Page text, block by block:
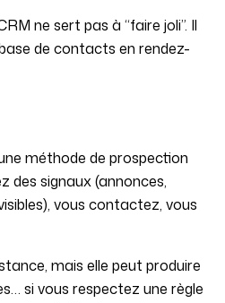
ne sert pas à “faire joli”. Il
de contacts en rendez-
méthode de prospection
des signaux (annonces,
vous contactez, vous
mais elle peut produire
si vous respectez une règle